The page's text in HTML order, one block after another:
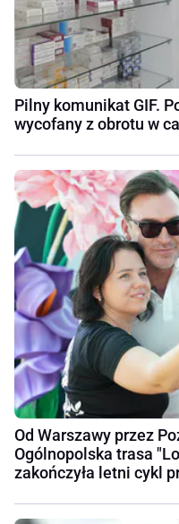
Pilny komunikat GIF.
wycofany z obrotu w
Od Warszawy przez
Ogólnopolska trasa
zakończyła letni cykl